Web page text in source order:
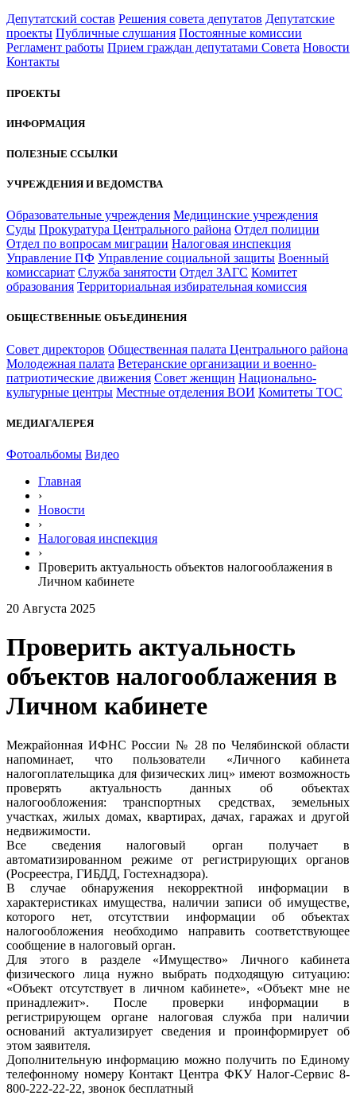
Депутатский состав Решения совета депутатов Депутатские
проекты Публичные слушания Постоянные комиссии
Регламент работы Прием граждан депутатами Совета Новости
Контакты
ПРОЕКТЫ
ИНФОРМАЦИЯ
ПОЛЕЗНЫЕ ССЫЛКИ
УЧРЕЖДЕНИЯ И ВЕДОМСТВА
Образовательные учреждения Медицинские учреждения
Суды Прокуратура Центрального района Отдел полиции
Отдел по вопросам миграции Налоговая инспекция
Управление ПФ Управление социальной защиты Военный
комиссариат Служба занятости Отдел ЗАГС Комитет
образования Территориальная избирательная комиссия
ОБЩЕСТВЕННЫЕ ОБЪЕДИНЕНИЯ
Совет директоров Общественная палата Центрального района
Молодежная палата Ветеранские организации и военно-
патриотические движения Совет женщин Национально-
культурные центры Местные отделения ВОИ Комитеты ТОС
МЕДИАГАЛЕРЕЯ
Фотоальбомы Видео
Главная
›
Новости
›
Налоговая инспекция
›
Проверить актуальность объектов налогооблажения в
Личном кабинете
20 Августа 2025
Проверить актуальность
объектов налогооблажения в
Личном кабинете
Межрайонная ИФНС России № 28 по Челябинской области
напоминает, что пользователи «Личного кабинета
налогоплательщика для физических лиц» имеют возможность
проверять актуальность данных об объектах
налогообложения: транспортных средствах, земельных
участках, жилых домах, квартирах, дачах, гаражах и другой
недвижимости.
Все сведения налоговый орган получает в
автоматизированном режиме от регистрирующих органов
(Росреестра, ГИБДД, Гостехнадзора).
В случае обнаружения некорректной информации в
характеристиках имущества, наличии записи об имуществе,
которого нет, отсутствии информации об объектах
налогообложения необходимо направить соответствующее
сообщение в налоговый орган.
Для этого в разделе «Имущество» Личного кабинета
физического лица нужно выбрать подходящую ситуацию:
«Объект отсутствует в личном кабинете», «Объект мне не
принадлежит». После проверки информации в
регистрирующем органе налоговая служба при наличии
оснований актуализирует сведения и проинформирует об
этом заявителя.
Дополнительную информацию можно получить по Единому
телефонному номеру Контакт Центра ФКУ Налог-Сервис 8-
800-222-22-22, звонок бесплатный